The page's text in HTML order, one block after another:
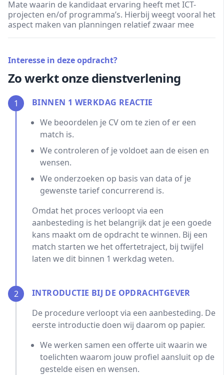
Mate waarin de kandidaat ervaring heeft met ICT-
projecten en/of programma’s. Hierbij weegt vooral het
aspect maken van planningen relatief zwaar mee
Interesse in deze opdracht?
Zo werkt onze dienstverlening
1
BINNEN 1 WERKDAG REACTIE
We beoordelen je CV om te zien of er een
match is.
We controleren of je voldoet aan de eisen en
wensen.
We onderzoeken op basis van data of je
gewenste tarief concurrerend is.
Omdat het proces verloopt via een
aanbesteding is het belangrijk dat je een goede
kans maakt om de opdracht te winnen. Bij een
match starten we het offertetraject, bij twijfel
laten we dit binnen 1 werkdag weten.
2
INTRODUCTIE BIJ DE OPDRACHTGEVER
De procedure verloopt via een aanbesteding. De
eerste introductie doen wij daarom op papier.
We werken samen een offerte uit waarin we
toelichten waarom jouw profiel aansluit op de
gestelde eisen en wensen.